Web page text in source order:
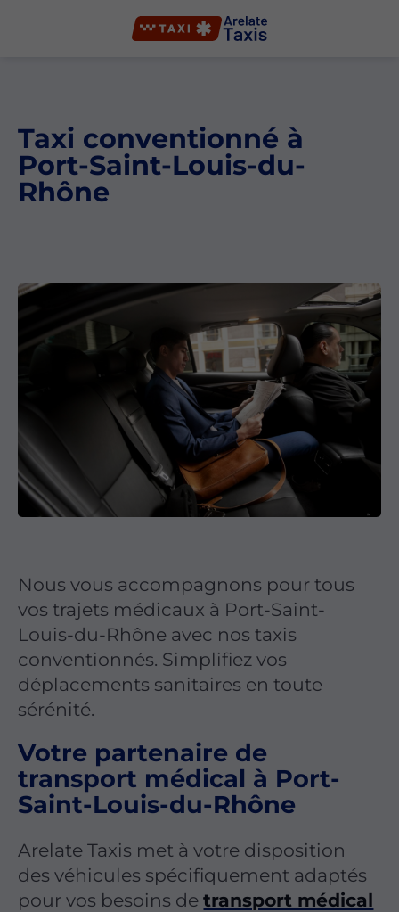
Taxi conventionné à
Port-Saint-Louis-du-
Rhône
Nous vous accompagnons pour tous
vos trajets médicaux à Port-Saint-
Louis-du-Rhône avec nos taxis
conventionnés. Simplifiez vos
déplacements sanitaires en toute
sérénité.
Votre partenaire de
transport médical à Port-
Saint-Louis-du-Rhône
Arelate Taxis met à votre disposition
des véhicules spécifiquement adaptés
pour vos besoins detransport médical